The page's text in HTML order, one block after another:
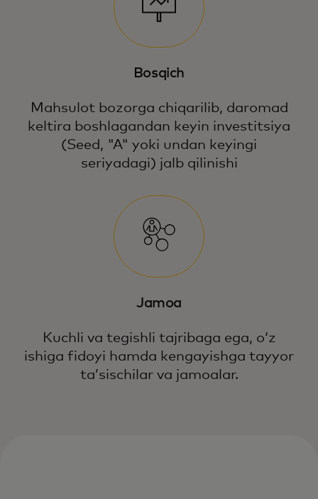
Bosqich
Mahsulot bozorga chiqarilib, daromad
keltira boshlagandan keyin investitsiya
(Seed, "A" yoki undan keyingi
seriyadagi) jalb qilinishi
Jamoa
Kuchli va tegishli tajribaga ega, oʻz
ishiga fidoyi hamda kengayishga tayyor
taʼsischilar va jamoalar.